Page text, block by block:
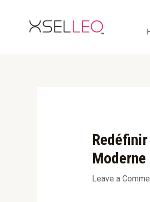
Moderne
Leave a
navigation